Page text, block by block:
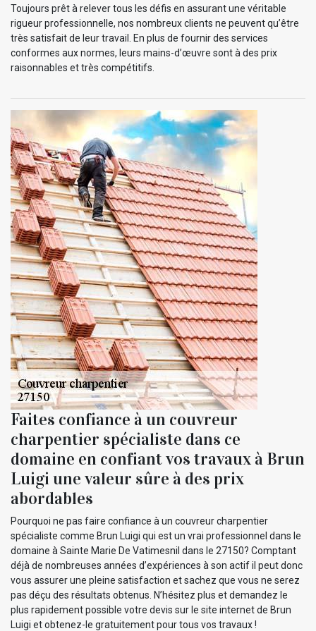
Toujours prêt à relever tous les défis en assurant une véritable
rigueur professionnelle, nos nombreux clients ne peuvent qu’être
très satisfait de leur travail. En plus de fournir des services
conformes aux normes, leurs mains-d’œuvre sont à des prix
raisonnables et très compétitifs.
Faites confiance à un couvreur
charpentier spécialiste dans ce
domaine en confiant vos travaux à Brun
Luigi une valeur sûre à des prix
abordables
Pourquoi ne pas faire confiance à un couvreur charpentier
spécialiste comme Brun Luigi qui est un vrai professionnel dans le
domaine à Sainte Marie De Vatimesnil dans le 27150? Comptant
déjà de nombreuses années d’expériences à son actif il peut donc
vous assurer une pleine satisfaction et sachez que vous ne serez
pas déçu des résultats obtenus. N’hésitez plus et demandez le
plus rapidement possible votre devis sur le site internet de Brun
Luigi et obtenez-le gratuitement pour tous vos travaux !